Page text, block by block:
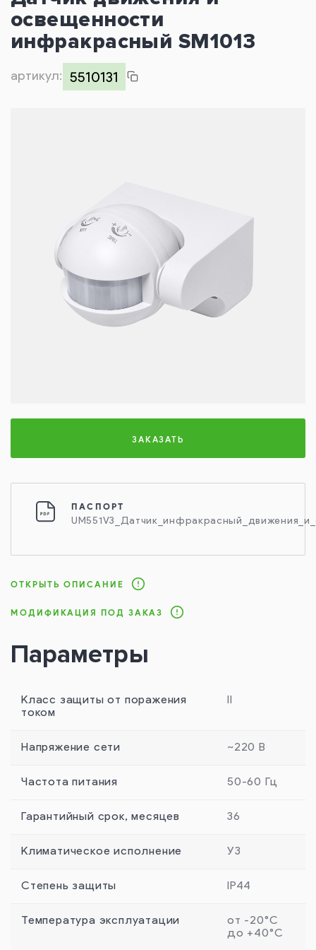
Контакты
освещенности
инфракрасный SM1013
артикул: 5510131
ЗАКАЗАТЬ
ПАСПОРТ
ОТКРЫТЬ ОПИСАНИЕ
МОДИФИКАЦИЯ ПОД ЗАКАЗ
Параметры
Класс защиты от поражения
током
Напряжение сети ~220 В
Частота питания 50-60 Гц
Гарантийный срок, месяцев 36
Климатическое исполнение У3
Степень защиты IP44
Температура эксплуатации
от -20°C
до +40°С